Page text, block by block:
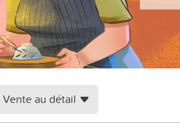
Vente au détail